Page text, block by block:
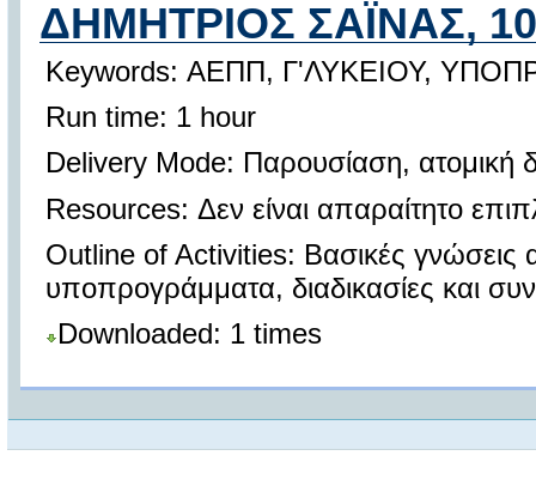
ΔΗΜΗΤΡΙΟΣ ΣΑΪΝΑΣ,
Keywords: ΑΕΠΠ, Γ'ΛΥΚΕΙΟΥ,
Run time: 1 hour
Delivery Mode: Παρουσίαση, ατομική
Resources: Δεν είναι απαραίτητο
Outline of Activities: Βασικές γνώσεις
υποπρογράμματα, διαδικασίες και
Downloaded: 1 times